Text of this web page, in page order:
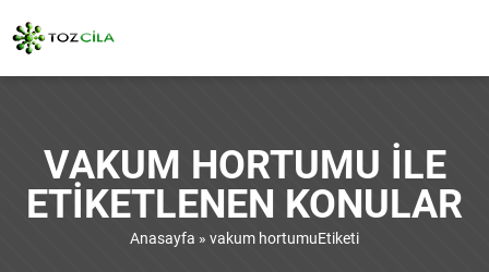
VAKUM HORTUMU ILE
ETIKETLENEN KONULAR
Anasayfa » vakum hortumuEtiketi